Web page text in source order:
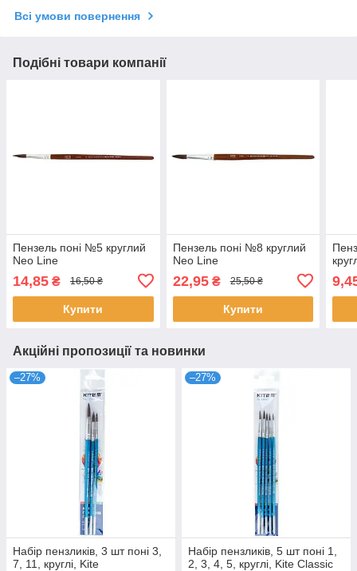
Всі умови повернення
Подібні товари компанії
Пензель поні №5 круглий
Neo Line
14,85 ₴ 16,50 ₴
Купити
Пензель поні №8 круглий
Neo Line
22,95₴ 25,50 ₴
Купити
Акційні пропозиції та новинки
–27%
Набір пензликів, 3 шт поні 3,
7, 11, круглі, Kite
–27%
Набір пензликів, 5 шт поні 1,
2, 3, 4, 5, круглі, Kite Classic